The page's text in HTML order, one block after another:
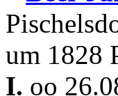
um 1828
I. oo